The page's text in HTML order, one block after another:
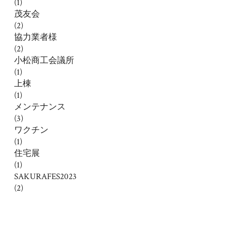
(1)
茂友会
(2)
協力業者様
(2)
小松商工会議所
(1)
上棟
(1)
メンテナンス
(3)
ワクチン
(1)
住宅展
(1)
SAKURAFES2023
(2)